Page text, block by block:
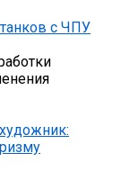
с ЧПУ